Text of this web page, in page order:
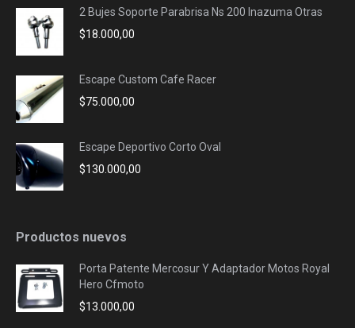
2 Bujes Soporte Parabrisa Ns 200 Inazuma Otras
$18.000,00
Escape Custom Cafe Racer
$75.000,00
Escape Deportivo Corto Oval
$130.000,00
Productos nuevos
Porta Patente Mercosur Y Adaptador Motos Royal
Hero Cfmoto
$13.000,00